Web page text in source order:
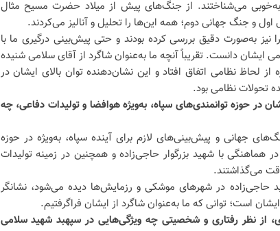
می‌شناختند. از جنگ‌های پیش از میلاد حضرت مسیح مثال
و جنگ جهانی دوم؛ همه این‌ها را تحلیل و آنالیز می‌کردند.
به‌صورت دقیق بررسی کرده بودند و حتی پیش‌بینی درگیری ما با
ایشان دانست. تقریباً آنچه ما به‌عنوان شاگرد از آقای سلامی شنیده
لحاظ نظامی اتفاق افتاد و این نشان‌دهنده توان بالای ایشان در
تحولات نظامی بود.
در حوزه توانمندی‌های سپاه، به‌ویژه هوافضا و تولیدات دفاعی، چه
جهانی و پیش‌بینی‌های لازم برای آینده سپاه، به‌ویژه در حوزه
هماهنگی با شهید بزرگوار حاجی‌زاده و همچنین در زمینه تولیدات
می‌گذاشتند.
حاجی‌زاده در شهرهای موشکی و رزمایش‌ها دیده می‌شود، نشانگر
است؛ توانی که ما به‌عنوان شاگرد از ایشان فراگرفتیم.
از نظر رفتاری و شخصیتی چه ویژگی‌هایی در سپهبد شهید سلامی